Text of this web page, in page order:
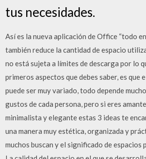
tus necesidades.
Así es la nueva aplicación de Office “todo
también reduce la cantidad de espacio
no está sujeta a límites de descarga por lo
primeros aspectos que debes saber, es que
puede ser muy variado, todo depende
gustos de cada persona, pero si eres
minimalista y elegante estas 3 ideas te
una manera muy estética, organizada y
muchos buscan y el significado de